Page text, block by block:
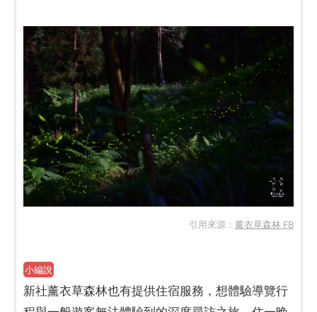
引用來源： 薰衣草森林 FB
小編說
新社薰衣草森林也有提供住宿服務，想體驗導覽行